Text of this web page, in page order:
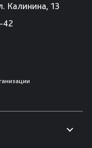
Калинина, 13
42